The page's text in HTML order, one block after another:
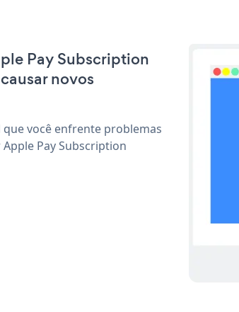
Pay Subscription
novos
você enfrente problemas
Pay Subscription